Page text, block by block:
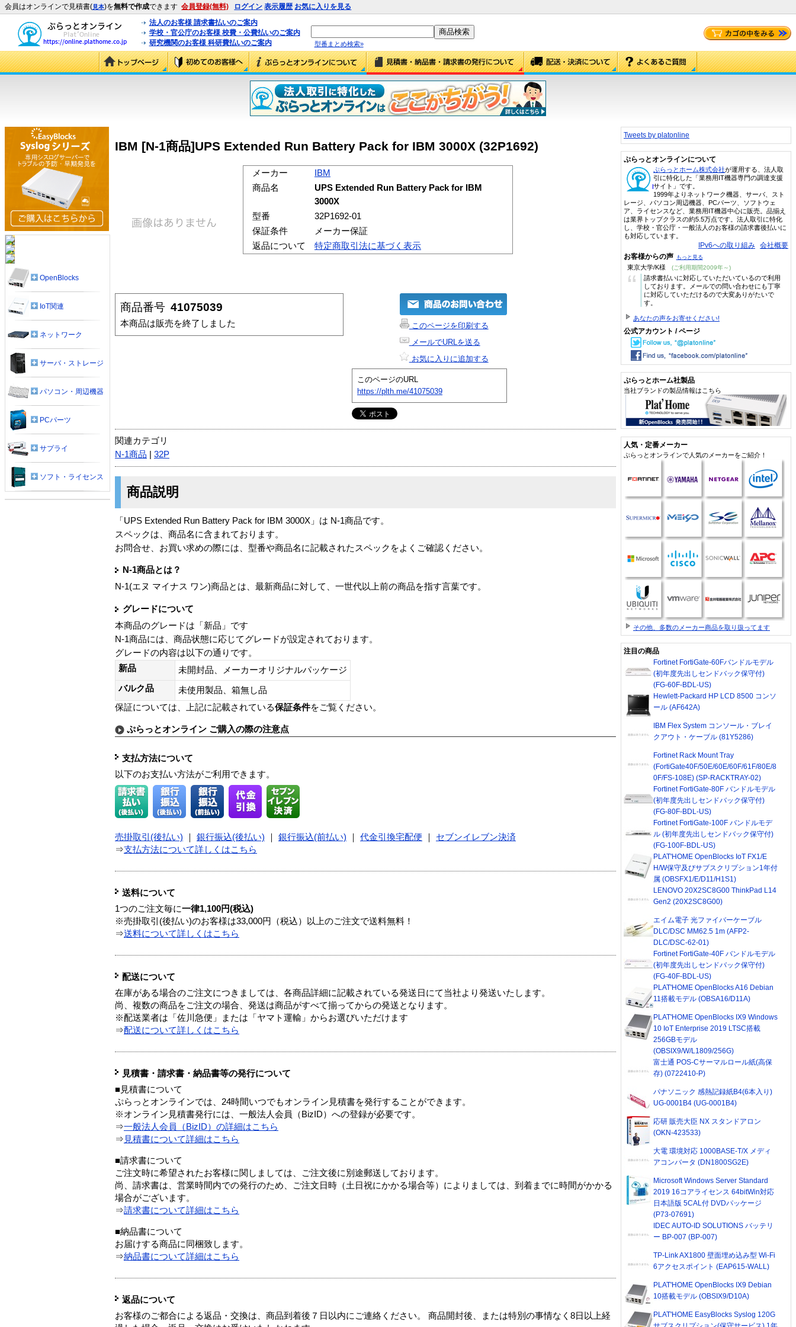
会員はオンラインで見積書(見本)を無料で作成できます 会員登録(無料) ログイン 表示履歴 お気に入りを見る
法人のお客様 請求書払いのご案内
学校・官公庁のお客様 校費・公費払いのご案内
研究機関のお客様 科研費払いのご案内
型番まとめ検索»
IBM [N-1商品]UPS Extended Run Battery Pack for IBM 3000X (32P1692)
メーカー
IBM
商品名
UPS Extended Run Battery Pack for IBM
3000X
型番
32P1692-01
保証条件
メーカー保証
返品について
特定商取引法に基づく表示
商品番号 41075039
本商品は販売を終了しました
このページを印刷する
メールでURLを送る
お気に入りに追加する
このページのURL
https://plth.me/41075039
関連カテゴリ
N-1商品
32P
商品説明
「UPS Extended Run Battery Pack for IBM 3000X」は N-1商品です。
スペックは、商品名に含まれております。
お問合せ、お買い求めの際には、型番や商品名に記載されたスペックをよくご確認ください。
N-1商品とは？
N-1(エヌ マイナス ワン)商品とは、最新商品に対して、一世代以上前の商品を指す言葉です。
グレードについて
本商品のグレードは「新品」です
N-1商品には、商品状態に応じてグレードが設定されております。
グレードの内容は以下の通りです。
新品
未開封品、メーカーオリジナルパッケージ
バルク品
未使用製品、箱無し品
保証については、上記に記載されている保証条件をご覧ください。
ぷらっとオンライン ご購入の際の注意点
支払方法について
以下のお支払い方法がご利用できます。
売掛取引(後払い) 銀行振込(後払い) 銀行振込(前払い) 代金引換宅配便
セブンイレブン決済
⇒支払方法について詳しくはこちら
送料について
1つのご注文毎に一律1,100円(税込)
※売掛取引(後払い)のお客様は33,000円（税込）以上のご注文で送料無料！
⇒送料について詳しくはこちら
配送について
在庫がある場合のご注文につきましては、各商品詳細に記載されている発送日にて当社より発送いたします。
尚、複数の商品をご注文の場合、発送は商品がすべて揃ってからの発送となります。
※配送業者は「佐川急便」または「ヤマト運輸」からお選びいただけます
⇒配送について詳しくはこちら
見積書・請求書・納品書等の発行について
■見積書について
ぷらっとオンラインでは、24時間いつでもオンライン見積書を発行することができます。
※オンライン見積書発行には、一般法人会員（BizID）への登録が必要です。
⇒一般法人会員（BizID）の詳細はこちら
⇒ 見積書について詳細はこちら
■請求書について
ご注文時に希望されたお客様に関しましては、ご注文後に別途郵送しております。
尚、請求書は、営業時間内での発行のため、ご注文日時（土日祝にかかる場合等）によりましては、到着までに時間がかかる
場合がございます。
⇒請求書について詳細はこちら
■納品書について
お届けする商品に同梱致します。
⇒納品書について詳細はこちら
返品について
お客様のご都合による返品・交換は、商品到着後７日以内にご連絡ください。 商品開封後、または特別の事情なく8日以上経
OpenBlocks
IoT関連
ネットワーク
サーバ・ストレージ
パソコン・周辺機器
PCパーツ
サプライ
ソフト・ライセンス
Tweets by platonline
ぷらっとオンラインについて
ぷらっとホーム株式会社が運用する、法人取
引に特化した「業務用IT機器専門の調達支援
サイト」です。
1999年よりネットワーク機器、サーバ、スト
レージ、パソコン周辺機器、PCパーツ、ソフトウェ
ア、ライセンスなど、業務用IT機器中心に販売。品揃え
は業界トップクラスの約5.5万点です。法人取引に特化
し、学校・官公庁・一般法人のお客様の請求書後払いに
も対応しています。
IPv6への取り組み 会社概要
お客様からの声 もっと見る
東京大学/K様 (ご利用期間2009年～)
“
請求書払いに対応していただいているので利用
しております。メールでの問い合わせにも丁寧
に対応していただけるので大変ありがたいで
す。
あなたの声をお寄せください!
公式アカウント / ページ
ぷらっとホーム社製品
当社ブランドの製品情報はこちら
人気・定番メーカー
ぷらっとオンラインで人気のメーカーをご紹介！
その他、多数のメーカー商品を取り扱ってます
注目の商品
Fortinet FortiGate-60Fバンドルモデル
(初年度先出しセンドバック保守付)
(FG-60F-BDL-US)
Hewlett-Packard HP LCD 8500 コンソ
ール (AF642A)
IBM Flex System コンソール・ブレイ
クアウト・ケーブル (81Y5286)
Fortinet Rack Mount Tray
(FortiGate40F/50E/60E/60F/61F/80E/8
0F/FS-108E) (SP-RACKTRAY-02)
Fortinet FortiGate-80F バンドルモデル
(初年度先出しセンドバック保守付)
(FG-80F-BDL-US)
Fortinet FortiGate-100F バンドルモデ
ル (初年度先出しセンドバック保守付)
(FG-100F-BDL-US)
PLAT'HOME OpenBlocks IoT FX1/E
H/W保守及びサブスクリプション1年付
属 (OBSFX1/E/D11/H1S1)
LENOVO 20X2SC8G00 ThinkPad L14
Gen2 (20X2SC8G00)
エイム電子 光ファイバーケーブル
DLC/DSC MM62.5 1m (AFP2-
DLC/DSC-62-01)
Fortinet FortiGate-40F バンドルモデル
(初年度先出しセンドバック保守付)
(FG-40F-BDL-US)
PLAT'HOME OpenBlocks A16 Debian
11搭載モデル (OBSA16/D11A)
PLAT'HOME OpenBlocks IX9 Windows
10 IoT Enterprise 2019 LTSC搭載
256GBモデル
(OBSIX9/W/L1809/256G)
富士通 POS-Cサーマルロール紙(高保
存) (0722410-P)
パナソニック 感熱記録紙B4(6本入り)
UG-0001B4 (UG-0001B4)
応研 販売大臣 NX スタンドアロン
(OKN-423533)
大電 環境対応 1000BASE-T/X メディ
アコンバータ (DN1800SG2E)
Microsoft Windows Server Standard
2019 16コアライセンス 64bitWin対応
日本語版 5CAL付 DVDパッケージ
(P73-07691)
IDEC AUTO-ID SOLUTIONS バッテリ
ー BP-007 (BP-007)
TP-Link AX1800 壁面埋め込み型 Wi-Fi
6アクセスポイント (EAP615-WALL)
PLAT'HOME OpenBlocks IX9 Debian
10搭載モデル (OBSIX9/D10A)
PLAT'HOME EasyBlocks Syslog 120G